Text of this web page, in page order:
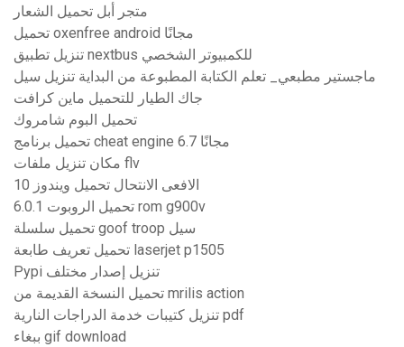
متجر أبل تحميل الشعار
تحميل oxenfree android مجانًا
تنزيل تطبيق nextbus للكمبيوتر الشخصي
ماجستير مطبعي_ تعلم الكتابة المطبوعة من البداية تنزيل سيل
جاك الطيار للتحميل ماين كرافت
تحميل البوم شامروك
تحميل برنامج cheat engine 6.7 مجانًا
مكان تنزيل ملفات flv
الافعى الانتحال تحميل ويندوز 10
تحميل الروبوت 6.0.1 rom g900v
تحميل سلسلة goof troop سيل
تحميل تعريف طابعة laserjet p1505
Pypi تنزيل إصدار مختلف
تحميل النسخة القديمة من mrilis action
تنزيل كتيبات خدمة الدراجات النارية pdf
ببغاء gif download